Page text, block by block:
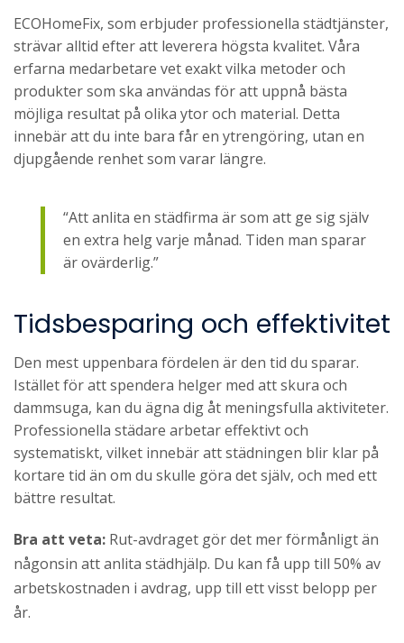
ECOHomeFix, som erbjuder professionella städtjänster,
strävar alltid efter att leverera högsta kvalitet. Våra
erfarna medarbetare vet exakt vilka metoder och
produkter som ska användas för att uppnå bästa
möjliga resultat på olika ytor och material. Detta
innebär att du inte bara får en ytrengöring, utan en
djupgående renhet som varar längre.
“Att anlita en städfirma är som att ge sig själv
en extra helg varje månad. Tiden man sparar
är ovärderlig.”
Tidsbesparing och effektivitet
Den mest uppenbara fördelen är den tid du sparar.
Istället för att spendera helger med att skura och
dammsuga, kan du ägna dig åt meningsfulla aktiviteter.
Professionella städare arbetar effektivt och
systematiskt, vilket innebär att städningen blir klar på
kortare tid än om du skulle göra det själv, och med ett
bättre resultat.
Bra att veta: Rut-avdraget gör det mer förmånligt än
någonsin att anlita städhjälp. Du kan få upp till 50% av
arbetskostnaden i avdrag, upp till ett visst belopp per
år.